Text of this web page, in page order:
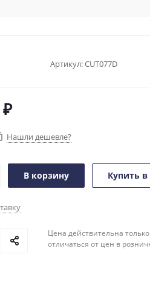
Артикул:CUT077D
₽
Нашли дешевле?
В корзину Купить
Цена действительна
отличаться от цен в